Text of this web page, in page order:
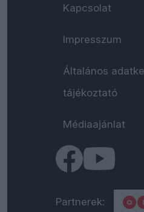
Kapcsolat
Impresszum
Általános
tájékoztató
Médiaajánlat
Partnerek: